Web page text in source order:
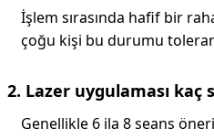
İşlem sırasında hafif bir
çoğu kişi bu durumu
2. Lazer uygulaması kaç
Genellikle 6 ila 8 seans